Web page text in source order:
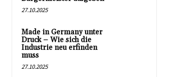
27.10.2025
Made in Germany unter
Druck – Wie sich die
Industrie neu erfinden
muss
27.10.2025